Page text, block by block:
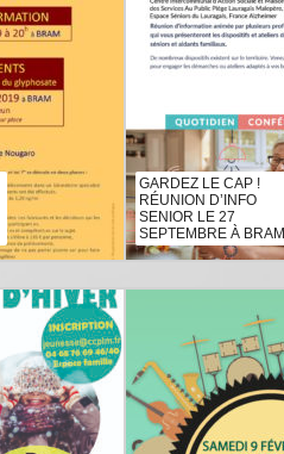
GARDEZ LE CAP !
RÉUNION D’INFO
SENIOR LE 27
SEPTEMBRE À BRAM